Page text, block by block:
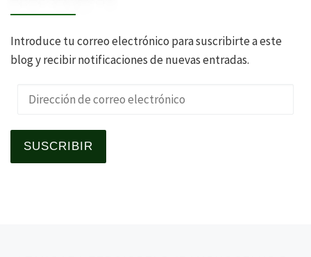
Introduce tu correo electrónico para suscribirte a este
blog y recibir notificaciones de nuevas entradas.
Dirección de correo electrónico
SUSCRIBIR